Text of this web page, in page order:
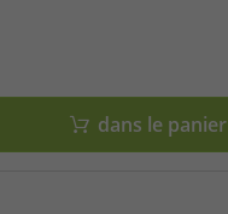
dans le panier